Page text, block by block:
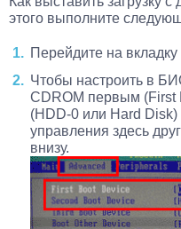
этого выполните
Перейдите на
Чтобы настроить в
CDROM первым (First
(HDD-0 или Hard Disk)
управления здесь
внизу.